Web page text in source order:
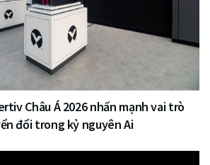
Châu Á 2026 nhấn mạnh vai trò
đổi trong kỷ nguyên Ai